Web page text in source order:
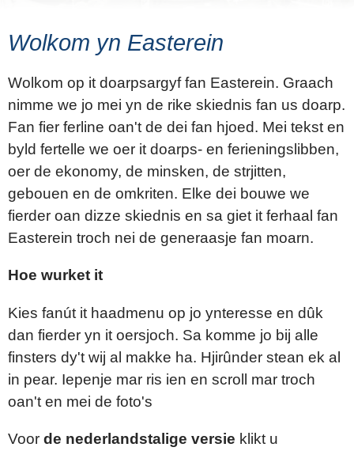
Wolkom yn Easterein
Wolkom op it doarpsargyf fan Easterein. Graach
nimme we jo mei yn de rike skiednis fan us doarp.
Fan fier ferline oan't de dei fan hjoed. Mei tekst en
byld fertelle we oer it doarps- en ferieningslibben,
oer de ekonomy, de minsken, de strjitten,
gebouen en de omkriten. Elke dei bouwe we
fierder oan dizze skiednis en sa giet it ferhaal fan
Easterein troch nei de generaasje fan moarn.
Hoe wurket it
Kies fanút it haadmenu op jo ynteresse en dûk
dan fierder yn it oersjoch. Sa komme jo bij alle
finsters dy't wij al makke ha. Hjirûnder stean ek al
in pear. Iepenje mar ris ien en scroll mar troch
oan't en mei de foto's
Voor de nederlandstalige versie klikt u